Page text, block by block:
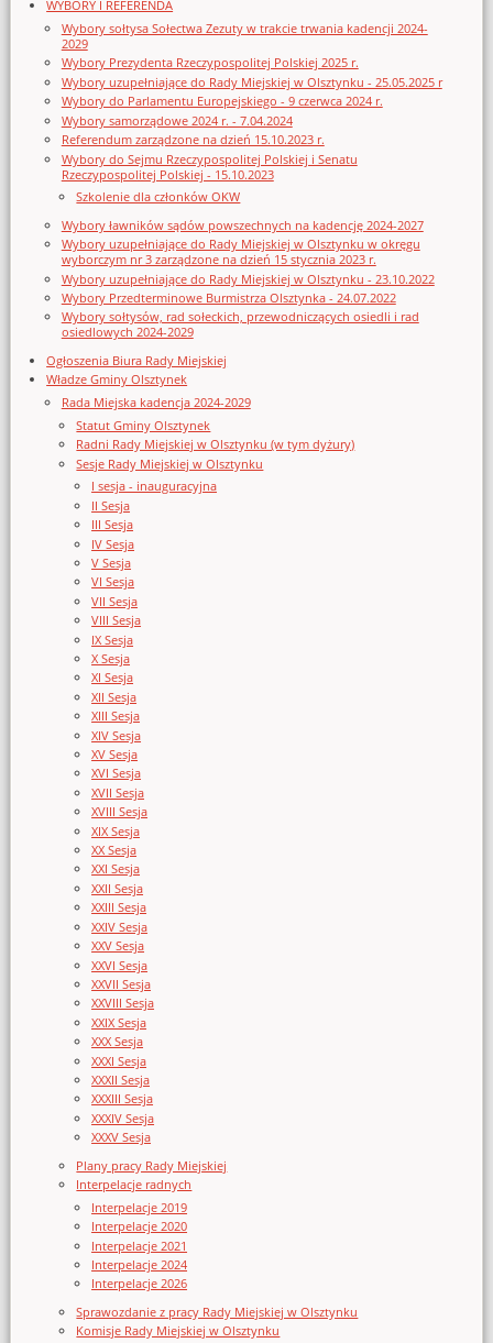
WYBORY I REFERENDA
Wybory sołtysa Sołectwa Zezuty w trakcie trwania kadencji 2024-
2029
Wybory Prezydenta Rzeczypospolitej Polskiej 2025 r.
Wybory uzupełniające do Rady Miejskiej w Olsztynku - 25.05.2025 r
Wybory do Parlamentu Europejskiego - 9 czerwca 2024 r.
Wybory samorządowe 2024 r. - 7.04.2024
Referendum zarządzone na dzień 15.10.2023 r.
Wybory do Sejmu Rzeczypospolitej Polskiej i Senatu
Rzeczypospolitej Polskiej - 15.10.2023
Szkolenie dla członków OKW
Wybory ławników sądów powszechnych na kadencję 2024-2027
Wybory uzupełniające do Rady Miejskiej w Olsztynku w okręgu
wyborczym nr 3 zarządzone na dzień 15 stycznia 2023 r.
Wybory uzupełniające do Rady Miejskiej w Olsztynku - 23.10.2022
Wybory Przedterminowe Burmistrza Olsztynka - 24.07.2022
Wybory sołtysów, rad sołeckich, przewodniczących osiedli i rad
osiedlowych 2024-2029
Ogłoszenia Biura Rady Miejskiej
Władze Gminy Olsztynek
Rada Miejska kadencja 2024-2029
Statut Gminy Olsztynek
Radni Rady Miejskiej w Olsztynku (w tym dyżury)
Sesje Rady Miejskiej w Olsztynku
I sesja - inauguracyjna
II Sesja
III Sesja
IV Sesja
V Sesja
VI Sesja
VII Sesja
VIII Sesja
IX Sesja
X Sesja
XI Sesja
XII Sesja
XIII Sesja
XIV Sesja
XV Sesja
XVI Sesja
XVII Sesja
XVIII Sesja
XIX Sesja
XX Sesja
XXI Sesja
XXII Sesja
XXIII Sesja
XXIV Sesja
XXV Sesja
XXVI Sesja
XXVII Sesja
XXVIII Sesja
XXIX Sesja
XXX Sesja
XXXI Sesja
XXXII Sesja
XXXIII Sesja
XXXIV Sesja
XXXV Sesja
Plany pracy Rady Miejskiej
Interpelacje radnych
Interpelacje 2019
Interpelacje 2020
Interpelacje 2021
Interpelacje 2024
Interpelacje 2026
Sprawozdanie z pracy Rady Miejskiej w Olsztynku
Komisje Rady Miejskiej w Olsztynku